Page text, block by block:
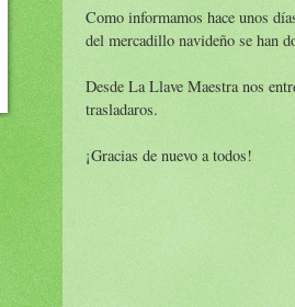
Como informamos hace unos
del mercadillo navideño se han
Desde La Llave Maestra nos
trasladaros.
¡Gracias de nuevo a todos!